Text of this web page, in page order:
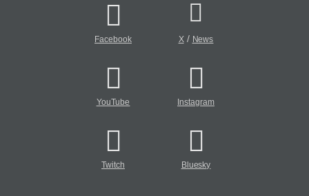
Facebook X/ News
YouTube Instagram
Twitch Bluesky